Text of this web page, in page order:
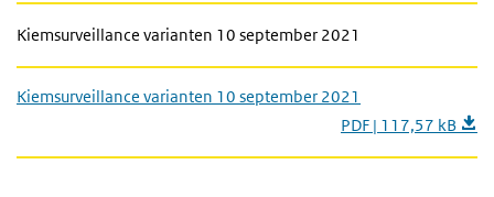
Kiemsurveillance varianten 10 september 2021
Kiemsurveillance varianten 10 september 2021
PDF | 117,57 kB